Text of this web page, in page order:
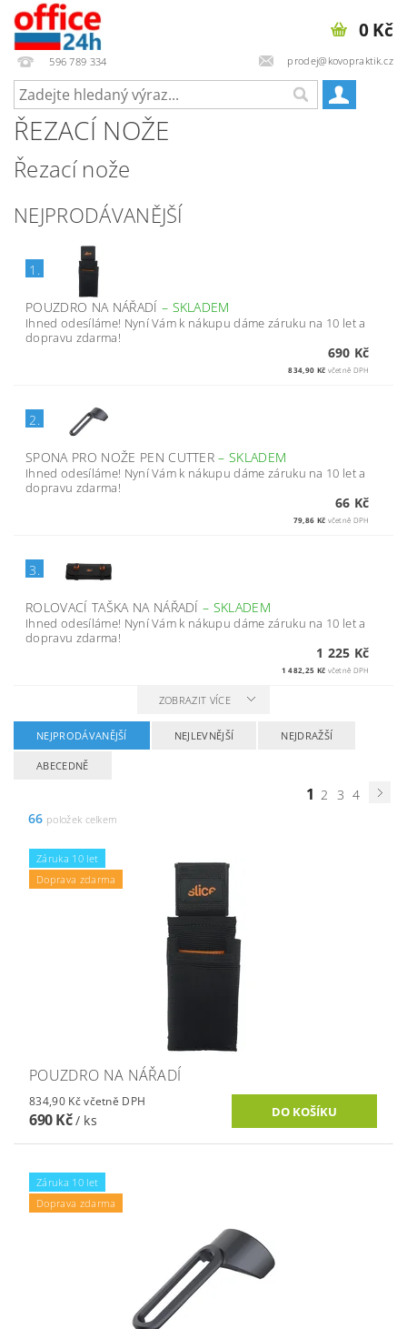
596 789 334 prodej@kovopraktik.cz
0 Kč
ŘEZACÍ NOŽE
Řezací nože
NEJPRODÁVANĚJŠÍ
1.
POUZDRO NA NÁŘADÍ – SKLADEM
Ihned odesíláme! Nyní Vám k nákupu dáme záruku na 10 let a
dopravu zdarma!
690 Kč
834,90 Kč včetně DPH
2.
SPONA PRO NOŽE PEN CUTTER–SKLADEM
Ihned odesíláme! Nyní Vám k nákupu dáme záruku na 10 let a
dopravu zdarma!
66 Kč
79,86 Kč včetně DPH
3.
ROLOVACÍ TAŠKA NA NÁŘADÍ– SKLADEM
Ihned odesíláme! Nyní Vám k nákupu dáme záruku na 10 let a
dopravu zdarma!
1 225 Kč
1 482,25 Kč včetně DPH
ZOBRAZIT VÍCE
NEJPRODÁVANĚJŠÍ NEJLEVNĚJŠÍ NEJDRAŽŠÍ
ABECEDNĚ
1 2 3 4
66 položek celkem
Záruka 10 let
Doprava zdarma
POUZDRO NA NÁŘADÍ
834,90 Kč včetně DPH
690 Kč/ ks
Záruka 10 let
Doprava zdarma